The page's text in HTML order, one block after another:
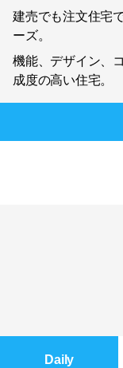
建売でも注文住宅
ーズ。
機能、デザイン、
成度の高い住宅。
Daily